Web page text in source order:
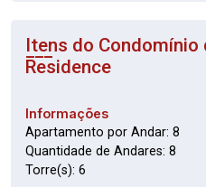
Itens do Condomínio
Residence
Informações
Apartamento por Andar: 8
Quantidade de Andares: 8
Torre(s): 6